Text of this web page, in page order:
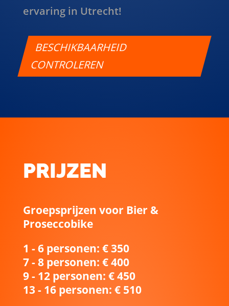
ervaring in Utrecht!
BESCHIKBAARHEID
CONTROLEREN
PRIJZEN
Groepsprijzen voor Bier &
Proseccobike
1 - 6 personen: € 350
7 - 8 personen: € 400
9 - 12 personen: € 450
13 - 16 personen: € 510